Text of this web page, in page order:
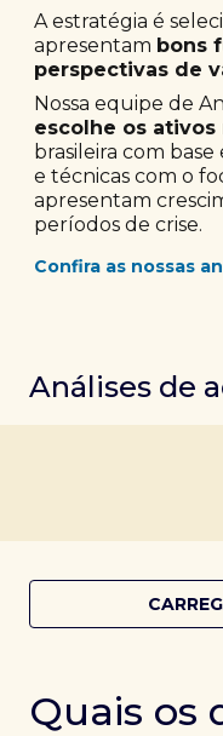
A estratégia é
apresentam bons
perspectivas de
Nossa equipe de
escolhe os
brasileira com
e técnicas com o
apresentam
períodos de crise.
Confira as nossas
Análises de
Quais os